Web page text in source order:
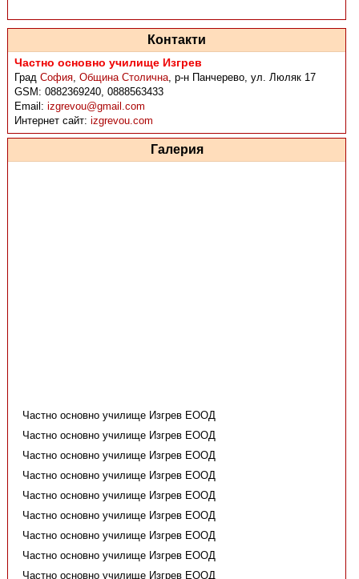
Контакти
Частно основно училище Изгрев
ГрадСофия,Община Столична,р-н Панчерево, ул. Люляк 17
GSM:0882369240, 0888563433
Email:izgrevou@gmail.com
Интернет сайт:izgrevou.com
Галерия
Частно основно училище Изгрев ЕООД
Частно основно училище Изгрев ЕООД
Частно основно училище Изгрев ЕООД
Частно основно училище Изгрев ЕООД
Частно основно училище Изгрев ЕООД
Частно основно училище Изгрев ЕООД
Частно основно училище Изгрев ЕООД
Частно основно училище Изгрев ЕООД
Частно основно училище Изгрев ЕООД